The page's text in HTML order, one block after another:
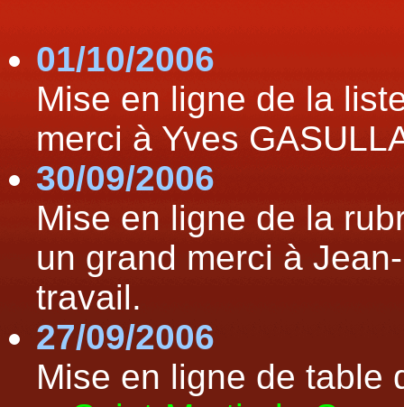
01/10/2006
Mise en ligne de la
merci à Yves
30/09/2006
Mise en ligne de la
un grand merci à
travail.
27/09/2006
Mise en ligne de table